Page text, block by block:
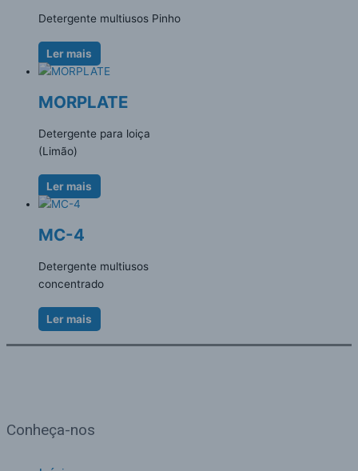
Detergente multiusos Pinho
Ler mais
MORPLATE
Detergente para loiça
(Limão)
Ler mais
MC-4
Detergente multiusos
concentrado
Ler mais
Conheça-nos